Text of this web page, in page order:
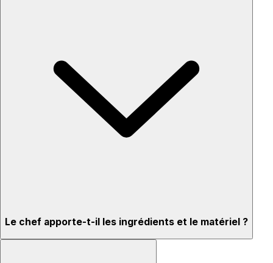
Le chef apporte-t-il les ingrédients et le matériel ?